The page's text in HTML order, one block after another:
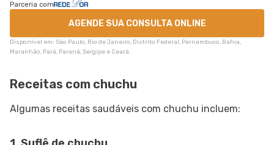
Parceria com
AGENDE SUA CONSULTA ONLINE
Disponível em: São Paulo, Rio de Janeiro, Distrito Federal, Pernambuco, Bahia,
Maranhão, Pará, Paraná, Sergipe e Ceará.
Receitas com chuchu
Algumas receitas saudáveis com chuchu incluem: